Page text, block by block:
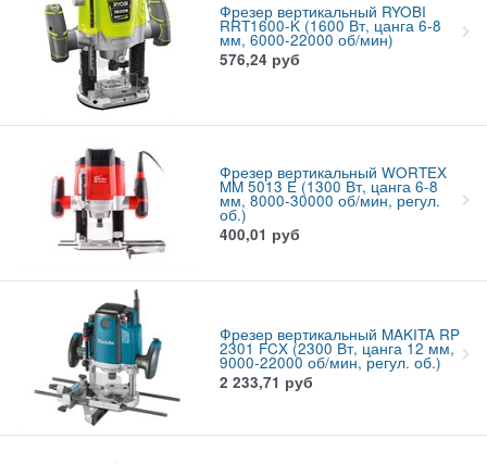
Фрезер вертикальный RYOBI
RRT1600-K (1600 Вт, цанга 6-8
мм, 6000-22000 об/мин)
576,24 руб
Фрезер вертикальный WORTEX
MM 5013 E (1300 Вт, цанга 6-8
мм, 8000-30000 об/мин, регул.
об.)
400,01 руб
Фрезер вертикальный MAKITA RP
2301 FCX (2300 Вт, цанга 12 мм,
9000-22000 об/мин, регул. об.)
2 233,71 руб